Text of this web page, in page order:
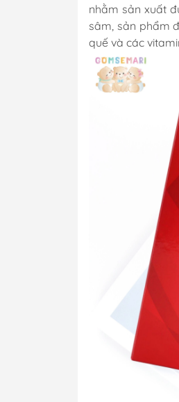
nhằm sản xuất
sâm, sản phẩm
quế và các